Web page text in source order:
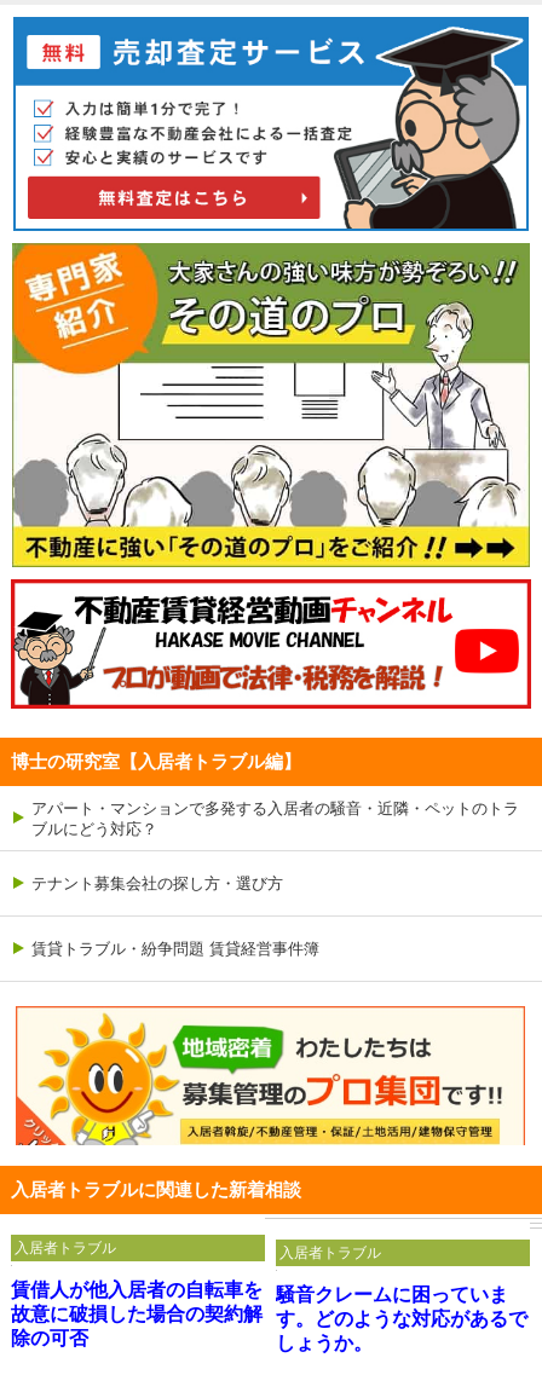
博士の研究室【入居者トラブル編】
アパート・マンションで多発する入居者の騒音・近隣・ペットのトラ
ブルにどう対応？
テナント募集会社の探し方・選び方
賃貸トラブル・紛争問題 賃貸経営事件簿
入居者トラブルに関連した新着相談
賃借人が他入居者の自転車を
故意に破損した場合の契約解
除の可否
入居者トラブル
騒音クレームに困っていま
す。どのような対応があるで
しょうか。
入居者トラブル